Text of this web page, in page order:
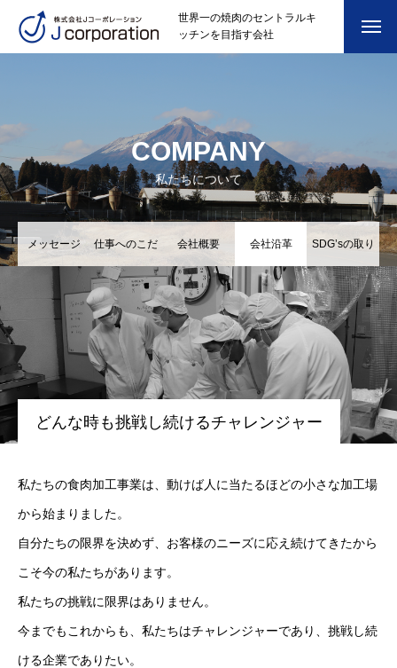
世界一の焼肉のセントラルキ
ッチンを目指す会社
COMPANY
私たちについて
メッセージ 仕事へのこだ
わり
会社概要 会社沿革 SDG’sの取り
組み
どんな時も挑戦し続けるチャレンジャー
私たちの食肉加工事業は、動けば人に当たるほどの小さな加工場
から始まりました。
自分たちの限界を決めず、お客様のニーズに応え続けてきたから
こそ今の私たちがあります。
私たちの挑戦に限界はありません。
今までもこれからも、私たちはチャレンジャーであり、挑戦し続
ける企業でありたい。